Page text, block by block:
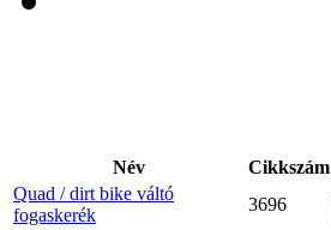
Név Cikkszám
Quad / dirt bike váltó
fogaskerék
3696